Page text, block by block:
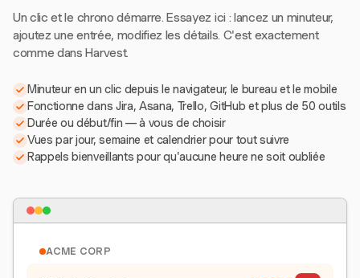
Un clic et le chrono démarre. Essayez ici : lancez un minuteur,
ajoutez une entrée, modifiez les détails. C'est exactement
comme dans Harvest.
Minuteur en un clic depuis le navigateur, le bureau et le mobile
Fonctionne dans Jira, Asana, Trello, GitHub et plus de 50 outils
Durée ou début/fin — à vous de choisir
Vues par jour, semaine et calendrier pour tout suivre
Rappels bienveillants pour qu'aucune heure ne soit oubliée
ACME CORP